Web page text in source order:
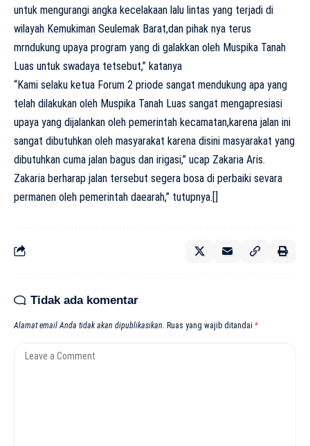
untuk mengurangi angka kecelakaan lalu lintas yang terjadi di
wilayah Kemukiman Seulemak Barat,dan pihak nya terus
mrndukung upaya program yang di galakkan oleh Muspika Tanah
Luas untuk swadaya tetsebut,” katanya
“Kami selaku ketua Forum 2 priode sangat mendukung apa yang
telah dilakukan oleh Muspika Tanah Luas sangat mengapresiasi
upaya yang dijalankan oleh pemerintah kecamatan,karena jalan ini
sangat dibutuhkan oleh masyarakat karena disini masyarakat yang
dibutuhkan cuma jalan bagus dan irigasi,” ucap Zakaria Aris.
Zakaria berharap jalan tersebut segera bosa di perbaiki sevara
permanen oleh pemerintah daearah,” tutupnya.[]
Tidak ada komentar
Alamat email Anda tidak akan dipublikasikan. Ruas yang wajib ditandai *